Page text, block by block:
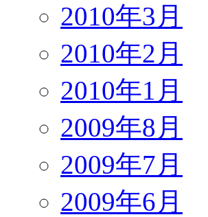
2010年3月
2010年2月
2010年1月
2009年8月
2009年7月
2009年6月